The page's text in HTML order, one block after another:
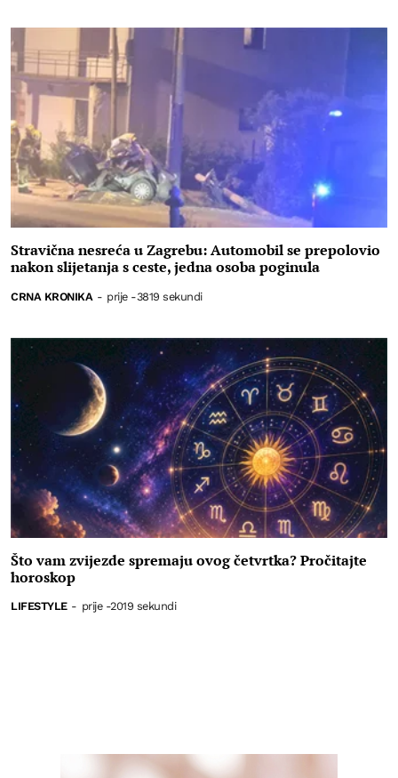
Stravična nesreća u Zagrebu: Automobil se prepolovio
nakon slijetanja s ceste, jedna osoba poginula
CRNA KRONIKA - prije -3819 sekundi
Što vam zvijezde spremaju ovog četvrtka? Pročitajte
horoskop
LIFESTYLE - prije -2019 sekundi